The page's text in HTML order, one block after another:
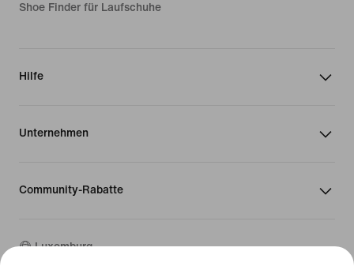
Shoe Finder für Laufschuhe
Hilfe
Unternehmen
Community-Rabatte
Luxemburg